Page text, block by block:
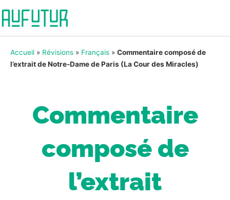
Accueil » Révisions » Français » Commentaire composé de
l’extrait de Notre-Dame de Paris (La Cour des Miracles)
Commentaire
composé de
l’extrait